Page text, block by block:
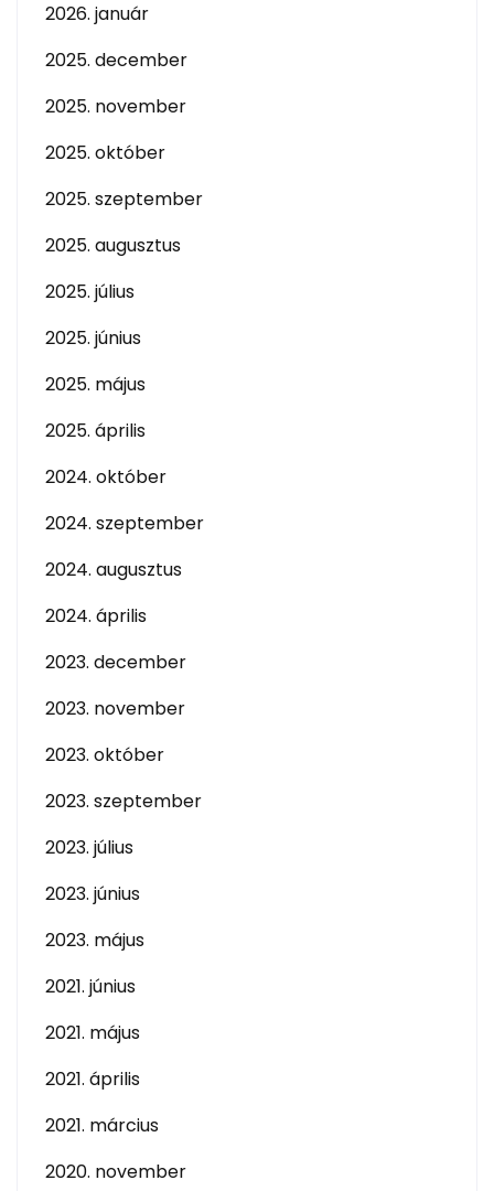
2026. január
2025. december
2025. november
2025. október
2025. szeptember
2025. augusztus
2025. július
2025. június
2025. május
2025. április
2024. október
2024. szeptember
2024. augusztus
2024. április
2023. december
2023. november
2023. október
2023. szeptember
2023. július
2023. június
2023. május
2021. június
2021. május
2021. április
2021. március
2020. november